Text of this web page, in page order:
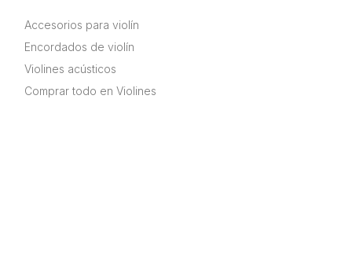
Accesorios para violín
Encordados de violín
Violines acústicos
Comprar todo en Violines